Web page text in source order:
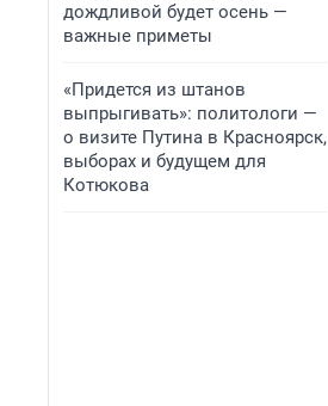
дождливой будет осень —
важные приметы
«Придется из штанов
выпрыгивать»: политологи —
о визите Путина в Красноярск,
выборах и будущем для
Котюкова